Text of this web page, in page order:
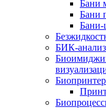
Бани
Бани
БИК-